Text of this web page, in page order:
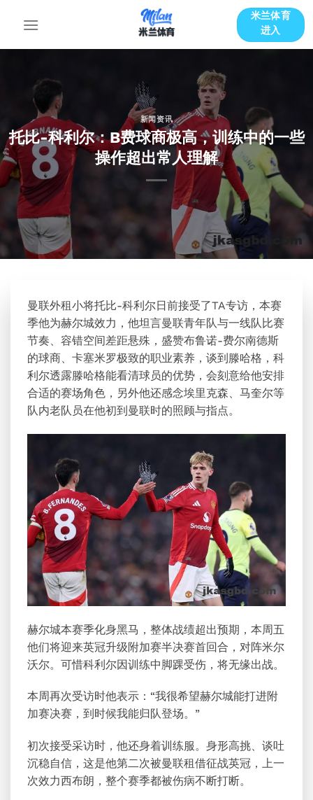
米兰体育
进入
新闻资讯
托比-科利尔：B费球商极高，训练中的一些
操作超出常人理解
曼联外租小将托比-科利尔日前接受了TA专访，本赛
季他为赫尔城效力，他坦言曼联青年队与一线队比赛
节奏、容错空间差距悬殊，盛赞布鲁诺-费尔南德斯
的球商、卡塞米罗极致的职业素养，谈到滕哈格，科
利尔透露滕哈格能看清球员的优势，会刻意给他安排
合适的赛场角色，另外他还感念埃里克森、马奎尔等
队内老队员在他初到曼联时的照顾与指点。
赫尔城本赛季化身黑马，整体战绩超出预期，本周五
他们将迎来英冠升级附加赛半决赛首回合，对阵米尔
沃尔。可惜科利尔因训练中脚踝受伤，将无缘出战。
本周再次受访时他表示：“我很希望赫尔城能打进附
加赛决赛，到时候我能归队登场。”
初次接受采访时，他还身着训练服。身形高挑、谈吐
沉稳自信，这是他第二次被曼联租借征战英冠，上一
次效力西布朗，整个赛季都被伤病不断打断。